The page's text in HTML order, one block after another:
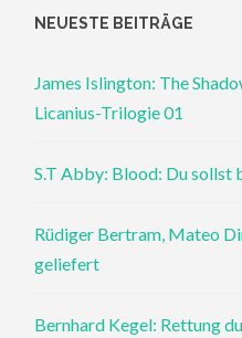
NEUESTE BEITRÄGE
James Islington: The
Licanius-Trilogie 01
S.T Abby: Blood: Du sollst
Rüdiger Bertram, Mateo
geliefert
Bernhard Kegel: Rettung